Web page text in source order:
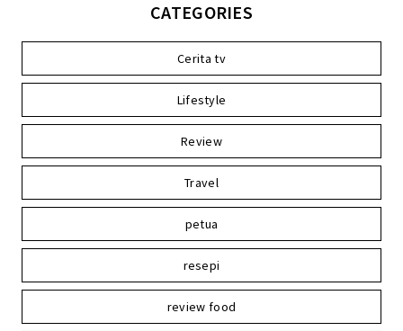
CATEGORIES
Cerita tv
Lifestyle
Review
Travel
petua
resepi
review food